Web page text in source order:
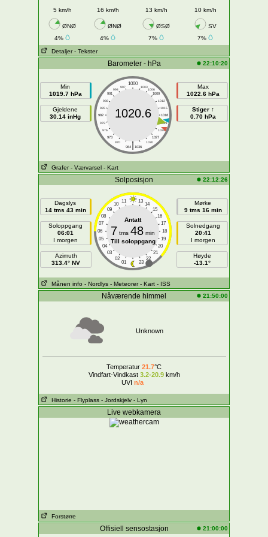
5 km/h 16 km/h 13 km/h 10 km/h
ØNØ ØNØ ØSØ
SV
4%
4% 7%
7%
Detaljer - Tekster
Barometer - hPa 22:10:20
Min
1019.7 hPa
Gjeldene
30.14 inHg
1000
997 1003
994
1006
991
1009
988
1012
985
1015
982
1018
979
1021
976
1024
973
1027
970
1030
|
964 1036
1020.6
Max
1022.6 hPa
Stiger ↑
0.70 hPa
Grafer - Værvarsel - Kart
Solposisjon 22:12:26
Dagslys
14 tms 43 min
Soloppgang
06:01
I morgen
Azimuth
313.4° NV
11 13
10
14
09
15
08
16
07
17
06
18
05
19
04
20
03
21
02
22
01 23
Antatt
7 tms 48 min
Till soloppgang
Mørke
9 tms 16 min
Solnedgang
20:41
I morgen
Høyde
-13.1°
Månen info - Nordlys - Meteorer - Kart - ISS
Nåværende himmel 21:50:00
Unknown
Temperatur 21.7°C
Vindfart-Vindkast 3.2-20.9km/h
UVI n/a
Historie - Flyplass - Jordskjelv - Lyn
Live webkamera
Forstørre
Offisiell sensostasjon 21:00:00